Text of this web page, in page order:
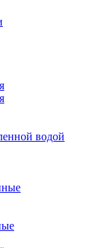
водой